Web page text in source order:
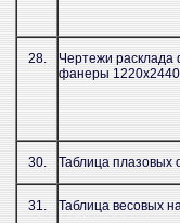
28.
Чертежи расклада
фанеры
30. Таблица плазовых
31. Таблица весовых